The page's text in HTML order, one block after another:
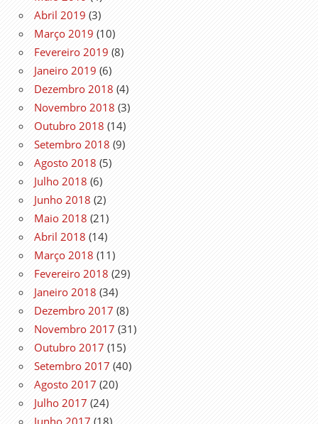
Abril 2019 (3)
Março 2019 (10)
Fevereiro 2019 (8)
Janeiro 2019 (6)
Dezembro 2018 (4)
Novembro 2018 (3)
Outubro 2018 (14)
Setembro 2018 (9)
Agosto 2018 (5)
Julho 2018 (6)
Junho 2018 (2)
Maio 2018 (21)
Abril 2018 (14)
Março 2018 (11)
Fevereiro 2018 (29)
Janeiro 2018 (34)
Dezembro 2017 (8)
Novembro 2017 (31)
Outubro 2017 (15)
Setembro 2017 (40)
Agosto 2017 (20)
Julho 2017 (24)
Junho 2017 (18)